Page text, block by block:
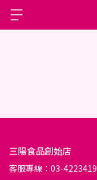
三陽食品創始店
客服專線：03-4223419